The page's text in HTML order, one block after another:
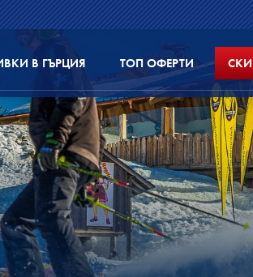
В ГЪРЦИЯ ТОП ОФЕРТИ